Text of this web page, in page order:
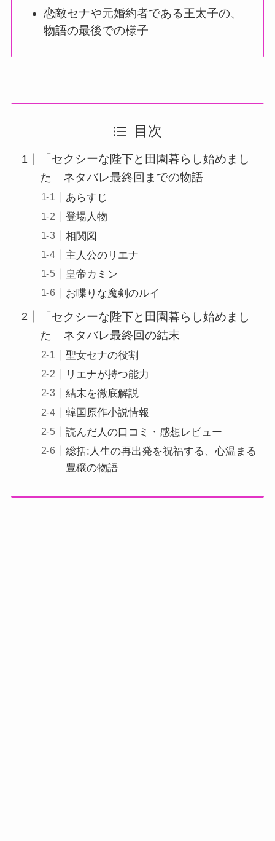
恋敵セナや元婚約者である王太子の、
物語の最後での様子
目次
「セクシーな陛下と田園暮らし始めまし
た」ネタバレ最終回までの物語
あらすじ
登場人物
相関図
主人公のリエナ
皇帝カミン
お喋りな魔剣のルイ
「セクシーな陛下と田園暮らし始めまし
た」ネタバレ最終回の結末
聖女セナの役割
リエナが持つ能力
結末を徹底解説
韓国原作小説情報
読んだ人の口コミ・感想レビュー
総括:人生の再出発を祝福する、心温まる
豊穣の物語